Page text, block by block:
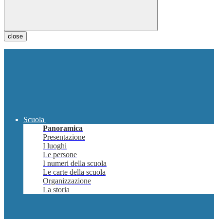
close
Scuola
Panoramica
Presentazione
I luoghi
Le persone
I numeri della scuola
Le carte della scuola
Organizzazione
La storia